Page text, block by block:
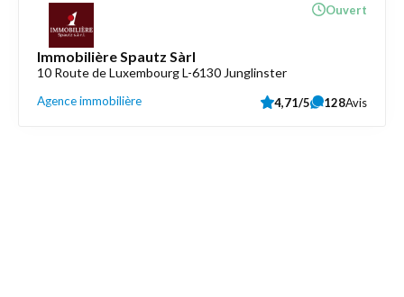
Immobilière Spautz Sàrl
10 Route de Luxembourg L-6130 Junglinster
Agence immobilière
Ouvert
4,71/5 128Avis